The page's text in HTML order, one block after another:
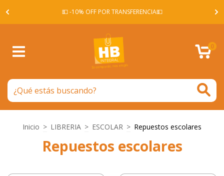
💵 -10% OFF POR TRANSFERENCIA💵
0
Inicio > LIBRERIA > ESCOLAR > Repuestos escolares
Repuestos escolares